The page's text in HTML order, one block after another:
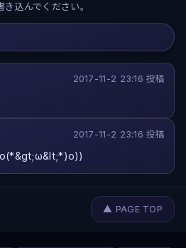
込んでください。
2017-11-2 23:16 投稿
2017-11-2 23:16 投稿
▲ PAGE TOP